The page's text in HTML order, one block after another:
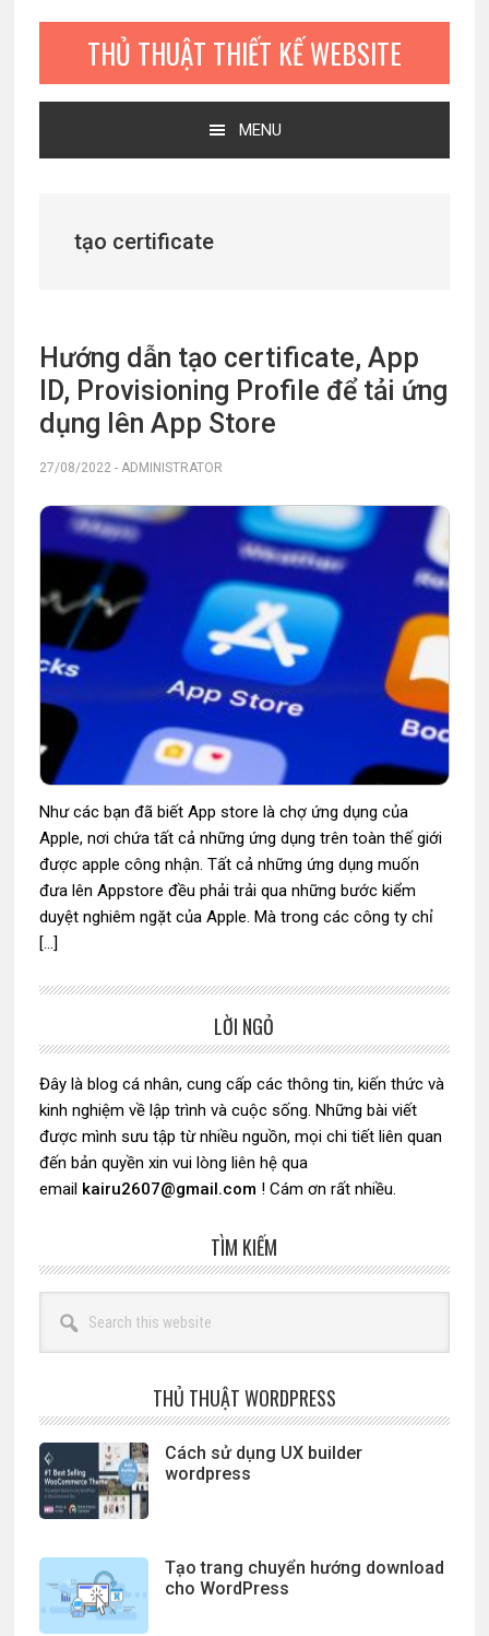
THỦ THUẬT THIẾT KẾ WEBSITE
MENU
tạo certificate
Hướng dẫn tạo certificate, App
ID, Provisioning Profile để tải ứng
dụng lên App Store
27/08/2022- ADMINISTRATOR
Như các bạn đã biết App store là chợ ứng dụng của
Apple, nơi chứa tất cả những ứng dụng trên toàn thế giới
được apple công nhận. Tất cả những ứng dụng muốn
đưa lên Appstore đều phải trải qua những bước kiểm
duyệt nghiêm ngặt của Apple. Mà trong các công ty chỉ
[…]
chính
LỜI NGỎ
Đây là blog cá nhân, cung cấp các thông tin, kiến thức và
kinh nghiệm về lập trình và cuộc sống. Những bài viết
được mình sưu tập từ nhiều nguồn, mọi chi tiết liên quan
đến bản quyền xin vui lòng liên hệ qua
email kairu2607@gmail.com ! Cám ơn rất nhiều.
TÌM KIẾM
this
website
THỦ THUẬT WORDPRESS
Cách sử dụng UX builder
wordpress
Tạo trang chuyển hướng download
cho WordPress